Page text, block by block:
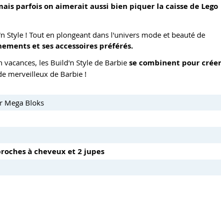
parfois on aimerait aussi bien piquer la caisse de Lego
! Tout en plongeant dans l'univers mode et beauté de
et ses accessoires préférés.
les Build'n Style de Barbie se combinent pour créer
merveilleux de Barbie !
Mega Bloks
à cheveux et 2 jupes